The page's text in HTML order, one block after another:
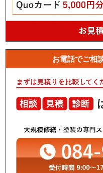
お電話でご相